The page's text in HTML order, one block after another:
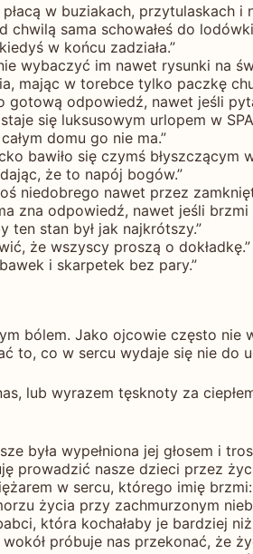
w buziakach, przytulaskach i
sama schowałeś do
w końcu zadziała.”
wybaczyć im nawet rysunki na
w torebce tylko paczkę
odpowiedź, nawet jeśli
się luksusowym urlopem w
domu go nie ma.”
bawiło się czymś błyszczącym
że to napój bogów.”
niedobrego nawet przez
zna odpowiedź, nawet jeśli brzmi
ten stan był jak najkrótszy.”
że wszyscy proszą o dokładkę.”
i skarpetek bez pary.”
bólem. Jako ojcowie często
to, co w sercu wydaje się nie do
lub wyrazem tęsknoty za
była wypełniona jej głosem i
prowadzić nasze dzieci przez
w sercu, którego imię
życia przy zachmurzonym
która kochałaby je bardziej
próbuje nas przekonać, że